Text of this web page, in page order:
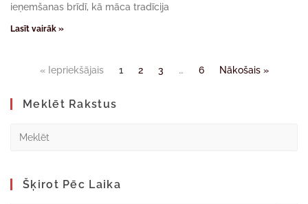
ieņemšanas brīdī, kā māca tradīcija
Lasīt vairāk »
« Iepriekšājais 1 2 3 … 6 Nākošais »
Meklēt Rakstus
Šķirot Pēc Laika